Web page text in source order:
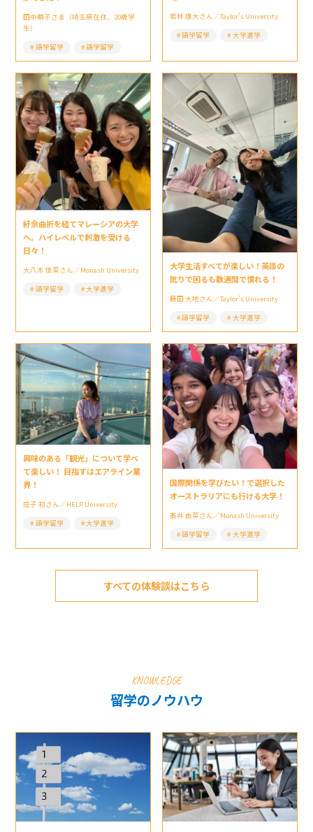
田中萌子さま（埼玉県在住、20歳学
生）
語学留学
語学留学
若林 康大さん／Taylor’s University
語学留学
大学進学
紆余曲折を経てマレーシアの大学
へ。ハイレベルで刺激を受ける
日々！
大八木 佳菜さん／Monash University
語学留学
大学進学
大学生活すべてが楽しい！英語の
訛りで困るも数週間で慣れる！
藤田 大地さん／Taylor’s University
語学留学
大学進学
興味のある「観光」について学べ
て楽しい！ 目指すはエアライン業
界！
庄子 初さん／HELP University
語学留学
大学進学
国際関係を学びたい！で選択した
オーストラリアにも行ける大学！
髙井 由菜さん／Monash University
語学留学
大学進学
すべての体験談はこちら
KNOWLEDGE
留学のノウハウ